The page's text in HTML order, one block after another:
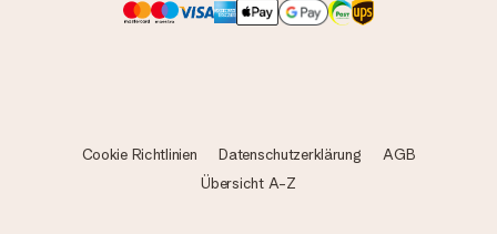
Cookie Richtlinien Datenschutzerklärung
AGB
Übersicht A-Z